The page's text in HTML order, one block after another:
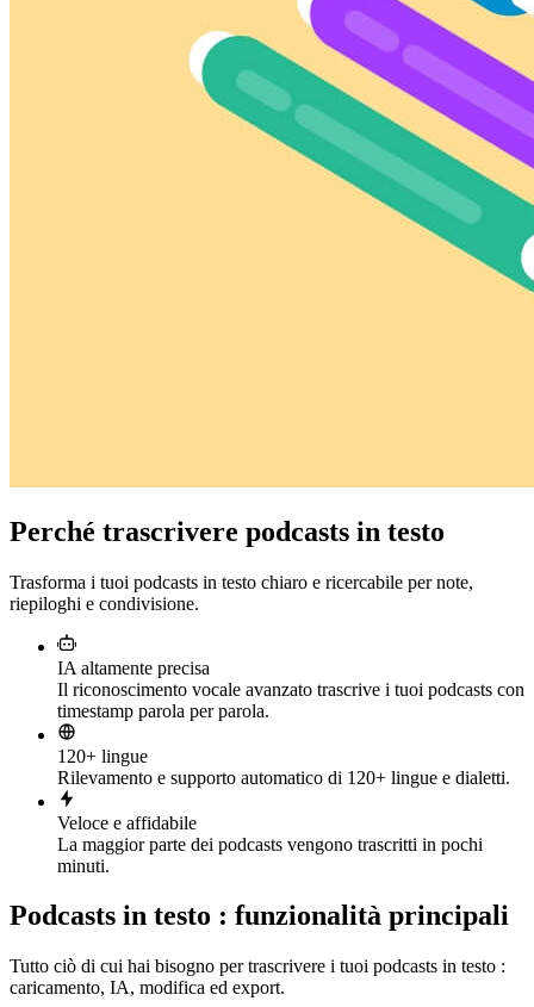
Perché trascrivere podcasts in testo
Trasforma i tuoi podcasts in testo chiaro e ricercabile per note,
riepiloghi e condivisione.
IA altamente precisa
Il riconoscimento vocale avanzato trascrive i tuoi podcasts con
timestamp parola per parola.
120+ lingue
Rilevamento e supporto automatico di 120+ lingue e dialetti.
Veloce e affidabile
La maggior parte dei podcasts vengono trascritti in pochi
minuti.
Podcasts in testo : funzionalità principali
Tutto ciò di cui hai bisogno per trascrivere i tuoi podcasts in testo :
caricamento, IA, modifica ed export.